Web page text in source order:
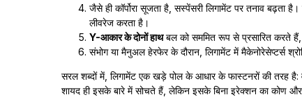
जैसे ही कॉर्पोरा सूजता है, सस्पेंसरी लिगामेंट पर तनाव
लीवरेज करता है।
Y-आकार के दोनों हाथबल को सममित रूप से प्रसारित करते हैं,
संभोग या मैनुअल हेरफेर के दौरान, लिगामेंट में मैकेनोरेसेप्टर्स
सरल शब्दों में, लिगामेंट एक खड़े पोल के आधार के फास्टनरों की
शायद ही इसके बारे में सोचते हैं, लेकिन इसके बिना इरेक्शन का कोण